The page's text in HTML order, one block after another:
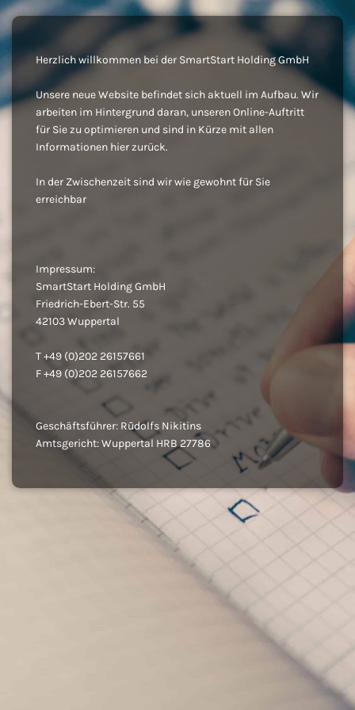
Herzlich willkommen bei der SmartStart Holding GmbH
Unsere neue Website befindet sich aktuell im Aufbau. Wir
arbeiten im Hintergrund daran, unseren Online-Auftritt
für Sie zu optimieren und sind in Kürze mit allen
Informationen hier zurück.
In der Zwischenzeit sind wir wie gewohnt für Sie
erreichbar
Impressum:
SmartStart Holding GmbH
Friedrich-Ebert-Str. 55
42103 Wuppertal
T +49 (0)202 26157661
F +49 (0)202 26157662
Geschäftsführer: Rūdolfs Nikitins
Amtsgericht: Wuppertal HRB 27786